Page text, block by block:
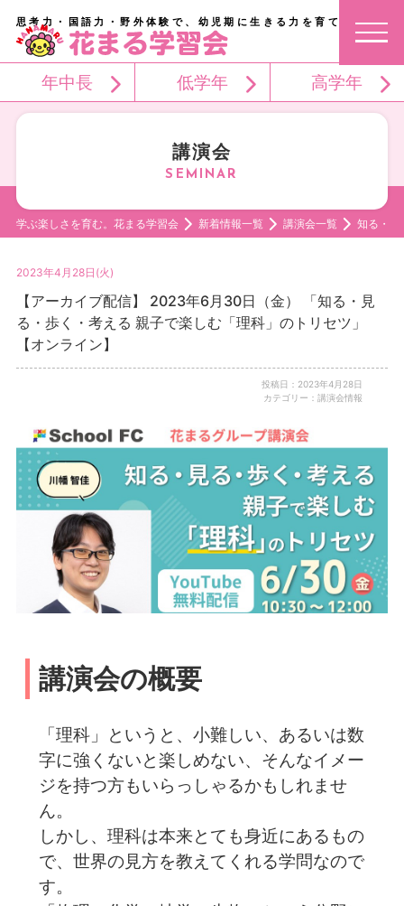
思考力・国語力・野外体験で、幼児期に生きる力を育てる。
年中長 低学年 高学年
講演会
学ぶ楽しさを育む。花まる学習会 新着情報一覧 講演会一覧 知る・見
2023年4月28日(火)
【アーカイブ配信】 2023年6月30日（金） 「知る・見
る・歩く・考える 親子で楽しむ「理科」のトリセツ」
【オンライン】
投稿日：2023年4月28日
カテゴリー：講演会情報
講演会の概要
「理科」というと、小難しい、あるいは数
字に強くないと楽しめない、そんなイメー
ジを持つ方もいらっしゃるかもしれませ
ん。
しかし、理科は本来とても身近にあるもの
で、世界の見方を教えてくれる学問なので
す。